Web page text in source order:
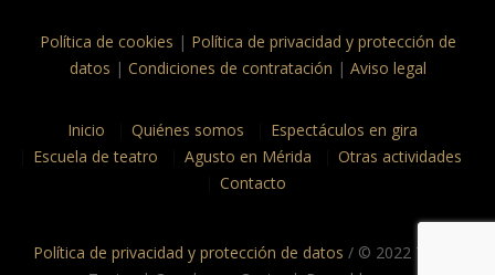
Política de cookies | Política de privacidad y protección de
datos | Condiciones de contratación | Aviso legal
Inicio Quiénes somos
Espectáculos en gira
Escuela de teatro
Agusto en Mérida
Otras actividades
Contacto
Política de privacidad y protección de datos / © 2022 Taptc?